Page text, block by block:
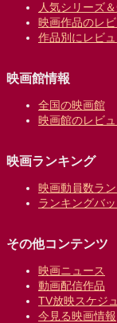
人気シリーズ
映画作品のレ
作品別にレビ
映画館情報
全国の映画館
映画館のレビ
映画ランキング
映画動員数ラ
ランキングバ
その他コンテンツ
映画ニュース
動画配信作品
TV放映スケジ
今見る映画情報